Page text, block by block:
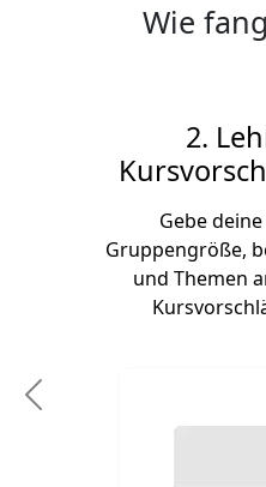
Wie
2.
Gebe
Gruppengröße,
und Themen
Previous